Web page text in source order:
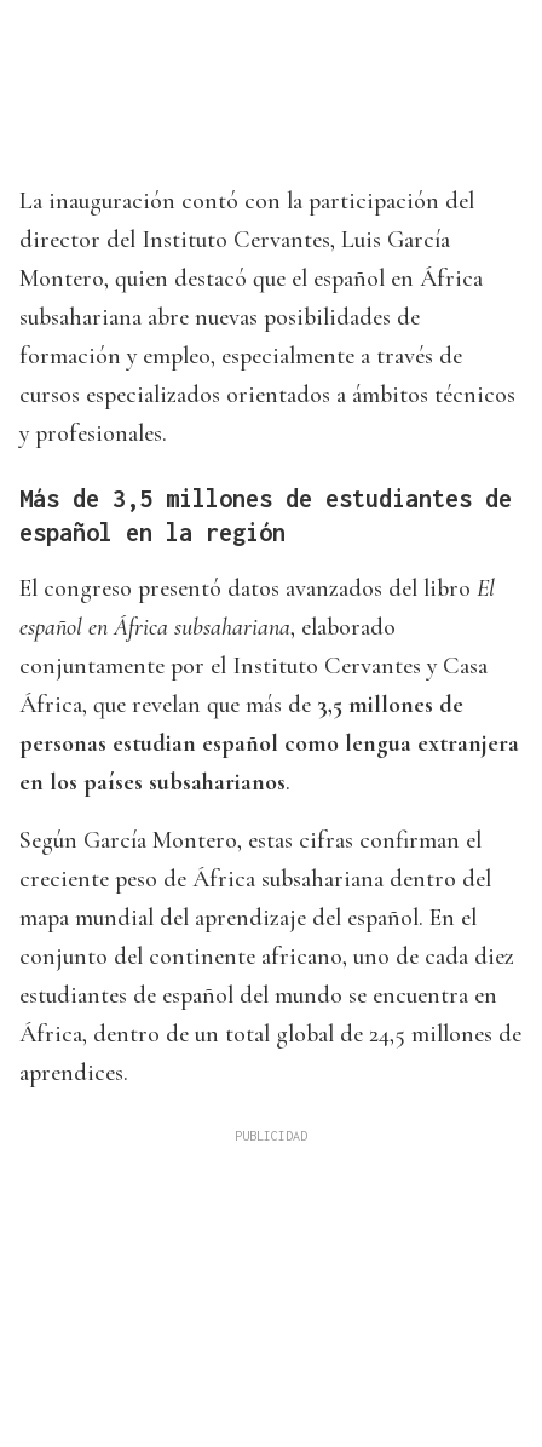
La inauguración contó con la participación del
director del Instituto Cervantes, Luis García
Montero, quien destacó que el español en África
subsahariana abre nuevas posibilidades de
formación y empleo, especialmente a través de
cursos especializados orientados a ámbitos técnicos
y profesionales.
Más de 3,5 millones de estudiantes de
español en la región
El congreso presentó datos avanzados del libro El
español en África subsahariana, elaborado
conjuntamente por el Instituto Cervantes y Casa
África, que revelan que más de 3,5 millones de
personas estudian español como lengua extranjera
en los países subsaharianos.
Según García Montero, estas cifras confirman el
creciente peso de África subsahariana dentro del
mapa mundial del aprendizaje del español. En el
conjunto del continente africano, uno de cada diez
estudiantes de español del mundo se encuentra en
África, dentro de un total global de 24,5 millones de
aprendices.